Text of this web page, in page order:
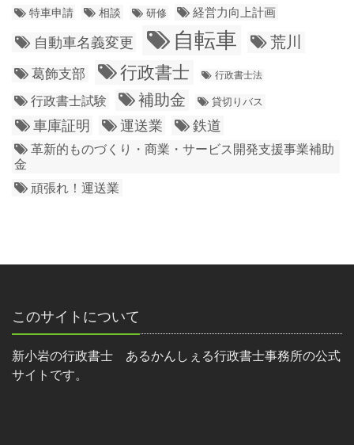
特車申請
相談 研修 経営力向上計画
自動車名義変更 自転車 荒川
葛飾支部 行政書士 行政書士法
行政書士試験 補助金 貸切りバス
車庫証明 運送業 鉄道
革新的ものづくり・商業・サービス開発支援事業補助
金
頑張れ！運送業
このサイトについて
新小岩の行政書士 あるかんしぇる行政書士事務所の公式
サイトです。